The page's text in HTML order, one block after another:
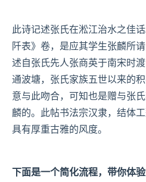
此诗记述张氏在淞江治水之佳话
阡表》卷，是应其学生张麟所
述自张氏先人张商英于南宋时
通波塘，张氏家族五世以来的
意与此吻合，可知也是赠与张
麟的。此帖书法宗汉隶，结体
具有厚重古雅的风度。
下面是一个简化流程，带你体